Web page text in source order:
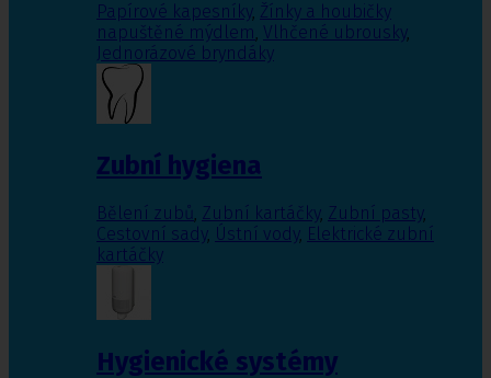
Papírové kapesníky, Žínky a houbičky
napuštěné mýdlem, Vlhčené ubrousky,
Jednorázové bryndáky
Zubní hygiena
Bělení zubů, Zubní kartáčky, Zubní pasty,
Cestovní sady, Ústní vody, Elektrické zubní
kartáčky
Hygienické systémy